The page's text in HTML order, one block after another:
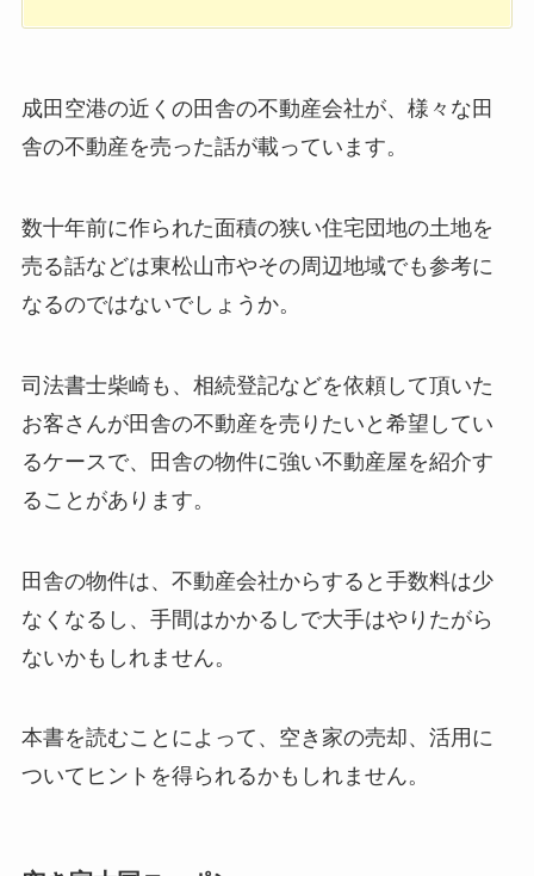
成田空港の近くの田舎の不動産会社が、様々な田
舎の不動産を売った話が載っています。
数十年前に作られた面積の狭い住宅団地の土地を
売る話などは東松山市やその周辺地域でも参考に
なるのではないでしょうか。
司法書士柴崎も、相続登記などを依頼して頂いた
お客さんが田舎の不動産を売りたいと希望してい
るケースで、田舎の物件に強い不動産屋を紹介す
ることがあります。
田舎の物件は、不動産会社からすると手数料は少
なくなるし、手間はかかるしで大手はやりたがら
ないかもしれません。
本書を読むことによって、空き家の売却、活用に
ついてヒントを得られるかもしれません。